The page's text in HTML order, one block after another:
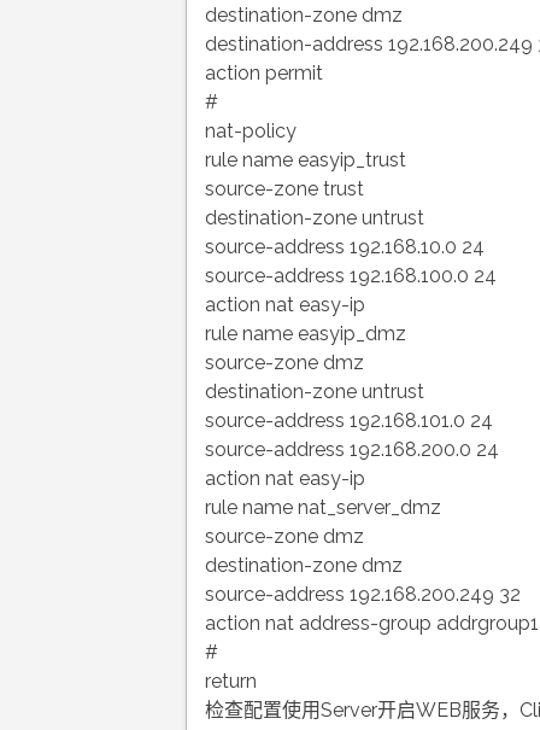
destination-zone dmz
destination-address 192.168.200.249
action permit
#
nat-policy
rule name easyip_trust
source-zone trust
destination-zone untrust
source-address 192.168.10.0 24
source-address 192.168.100.0 24
action nat easy-ip
rule name easyip_dmz
source-zone dmz
destination-zone untrust
source-address 192.168.101.0 24
source-address 192.168.200.0 24
action nat easy-ip
rule name nat_server_dmz
source-zone dmz
destination-zone dmz
source-address 192.168.200.249 32
action nat address-group addrgroup1
#
return
检查配置使用Server开启WEB服务，